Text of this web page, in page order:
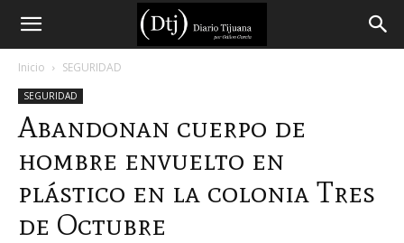
Diario
Tijuana
Inicio SEGURIDAD
SEGURIDAD
Abandonan cuerpo de
hombre envuelto en
plástico en la colonia Tres
de Octubre